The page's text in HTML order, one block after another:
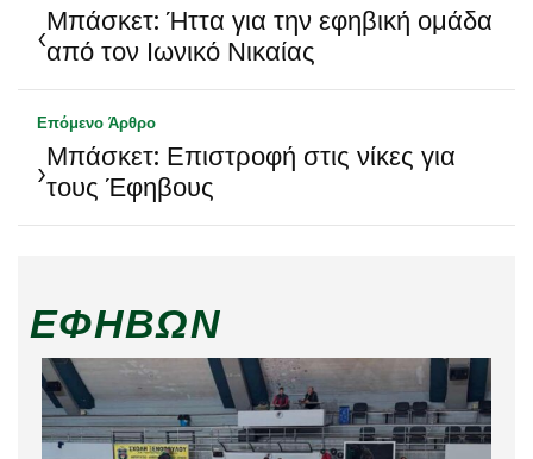
‹Μπάσκετ: Ήττα για την εφηβική ομάδα
από τον Ιωνικό Νικαίας
Επόμενο Άρθρο
›Μπάσκετ: Επιστροφή στις νίκες για
τους Έφηβους
ΕΦΉΒΩΝ